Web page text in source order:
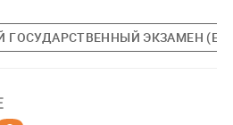
ГОСУДАРСТВЕННЫЙ ЭКЗАМЕН